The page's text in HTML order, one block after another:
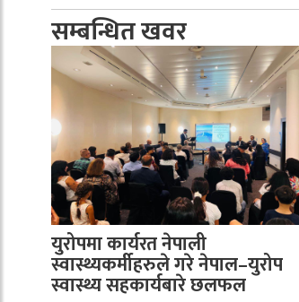
सम्बन्धित खवर
युरोपमा कार्यरत नेपाली
स्वास्थ्यकर्मीहरुले गरे नेपाल–युरोप
स्वास्थ्य सहकार्यबारे छलफल